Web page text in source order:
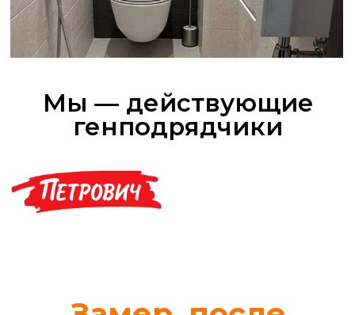
Популярные услуги
независимо от его масштаба